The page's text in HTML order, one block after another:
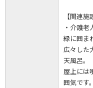
【関連施
・介護
緑に囲ま
広々した
天風呂。
屋上には
囲気です。